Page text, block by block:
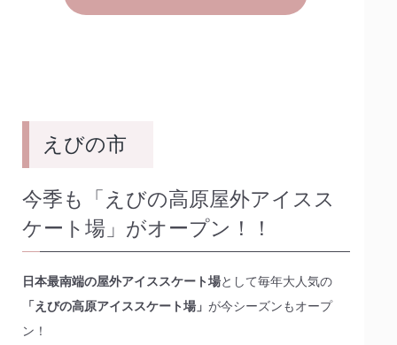
えびの市
今季も「えびの高原屋外アイスス
ケート場」がオープン！！
日本最南端の屋外アイススケート場として毎年大人気の
「えびの高原アイススケート場」 が今シーズンもオープ
ン！